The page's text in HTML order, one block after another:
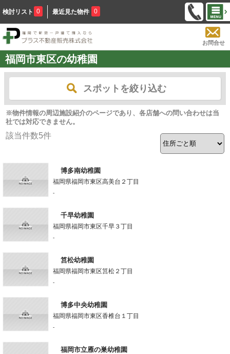
検討リスト 0 最近見た物件 0
お問合せ
福岡市東区の幼稚園
スポットを絞り込む
※物件情報の周辺施設紹介のページであり、各店舗への問い合わせは当
社では対応できません。
該当件数5件
博多南幼稚園
福岡県福岡市東区高美台２丁目
-
千早幼稚園
福岡県福岡市東区千早３丁目
-
筥松幼稚園
福岡県福岡市東区筥松２丁目
-
博多中央幼稚園
福岡県福岡市東区香椎台１丁目
-
福岡市立雁の巣幼稚園